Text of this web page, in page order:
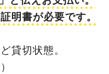
明書が必要です。
貸切状態。